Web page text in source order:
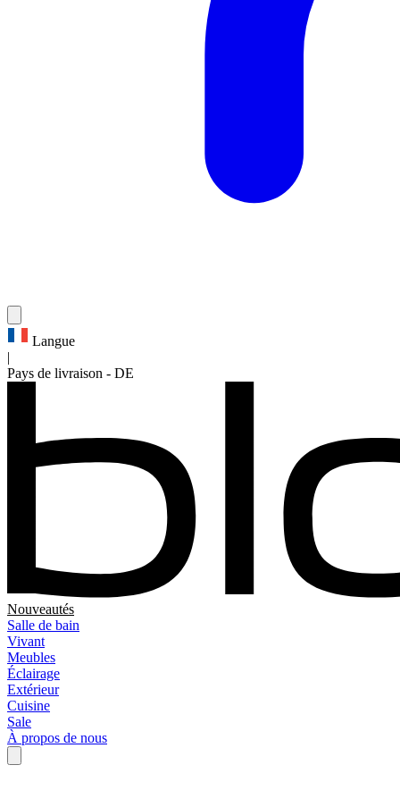
Langue
Pays de livraison - DE
Nouveautés
Salle de bain
Vivant
Meubles
Éclairage
Extérieur
Cuisine
Sale
À propos de nous